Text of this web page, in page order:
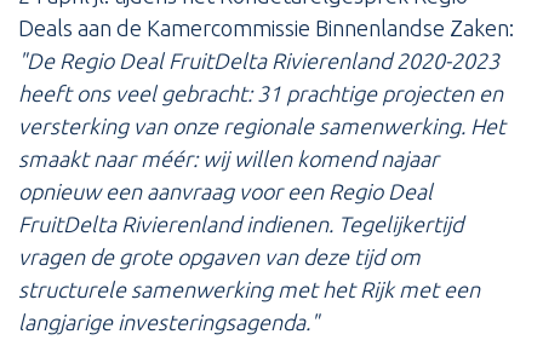
Deals aan de Kamercommissie Binnenlandse Zaken:
"De Regio Deal FruitDelta Rivierenland 2020-2023
heeft ons veel gebracht: 31 prachtige projecten en
versterking van onze regionale samenwerking. Het
smaakt naar méér: wij willen komend najaar
opnieuw een aanvraag voor een Regio Deal
FruitDelta Rivierenland indienen. Tegelijkertijd
vragen de grote opgaven van deze tijd om
structurele samenwerking met het Rijk met een
langjarige investeringsagenda."